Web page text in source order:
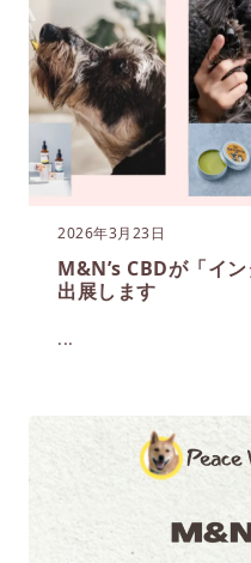
2026年3月23日
M&N’s CBDが「イ
出展します
...